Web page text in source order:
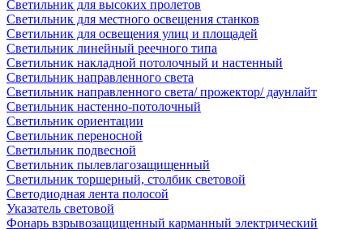
Светильник для высоких пролетов
Светильник для местного освещения станков
Светильник для освещения улиц и площадей
Светильник линейный реечного типа
Светильник накладной потолочный и настенный
Светильник направленного света
Светильник направленного света/ прожектор/ даунлайт
Светильник настенно-потолочный
Светильник ориентации
Светильник переносной
Светильник подвесной
Светильник пылевлагозащищенный
Светильник торшерный, столбик световой
Светодиодная лента полосой
Указатель световой
Фонарь взрывозащищенный карманный электрический